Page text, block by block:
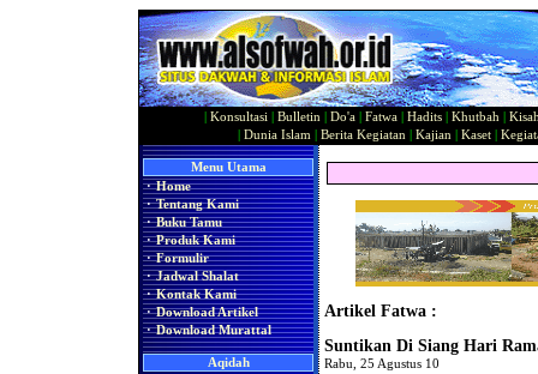
Konsultasi Bulletin Do'a Fatwa Hadits Khutbah
Dunia Islam Berita Kegiatan Kajian Kaset|
Menu Utama
· Home
· Tentang Kami
· Buku Tamu
· Produk Kami
· Formulir
· Jadwal Shalat
· Kontak Kami
· Download Artikel
· Download Murattal
Aqidah
Artikel Fatwa :
Suntikan Di Siang Hari
Rabu, 25 Agustus 10